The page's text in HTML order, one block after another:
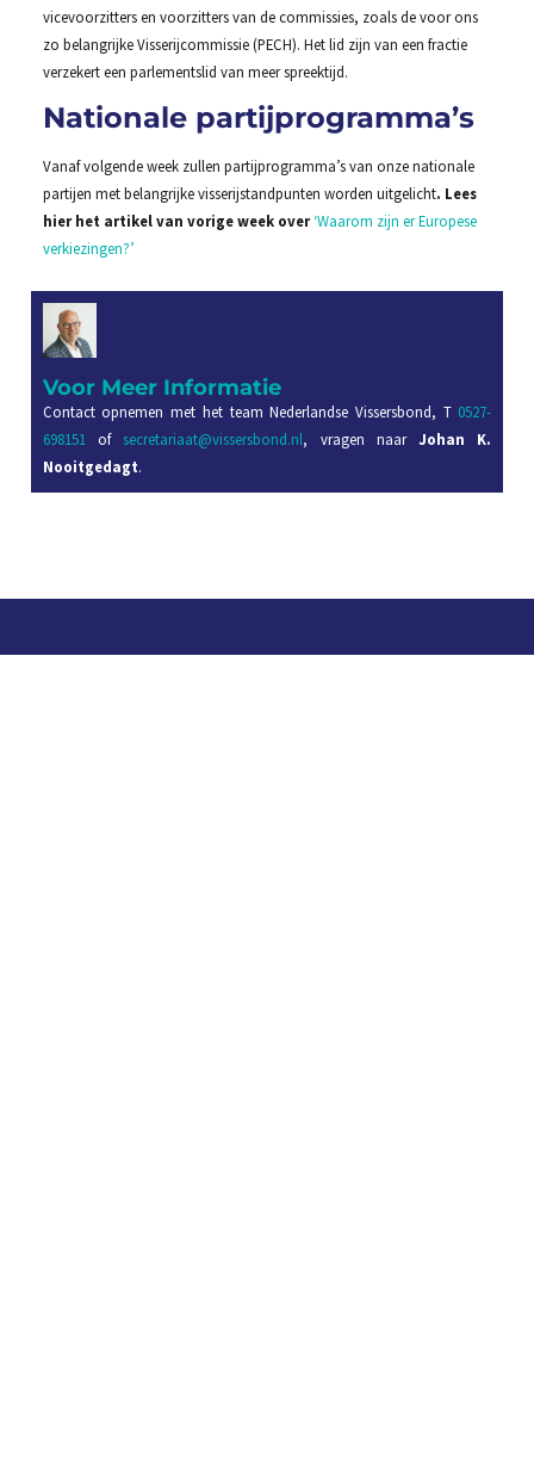
vicevoorzitters en voorzitters van de commissies, zoals de voor ons
zo belangrijke Visserijcommissie (PECH). Het lid zijn van een fractie
verzekert een parlementslid van meer spreektijd.
Nationale partijprogramma’s
Vanaf volgende week zullen partijprogramma’s van onze nationale
partijen met belangrijke visserijstandpunten worden uitgelicht. Lees
hier het artikel van vorige week over‘Waarom zijn er Europese
verkiezingen?’
Voor Meer Informatie
Contact opnemen met het team Nederlandse Vissersbond, T 0527-
698151 of secretariaat@vissersbond.nl, vragen naarJohan K.
Nooitgedagt.